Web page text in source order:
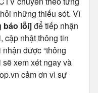
những thiếu sót. Vì
báo lỗi]để tiếp nhận
cập nhật thông tin
được “thông
sẽ xem xét ngay và
cảm ơn vì sự